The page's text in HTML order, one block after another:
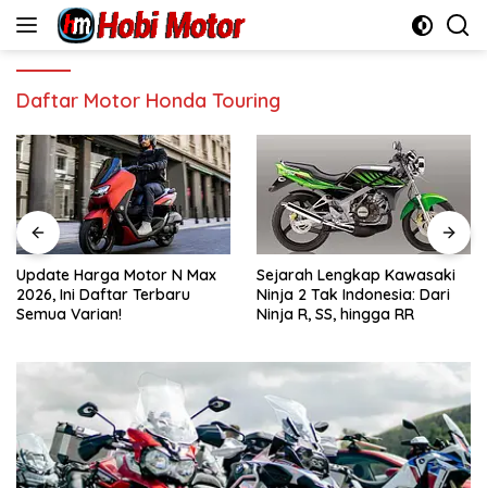
Daftar Motor Honda Touring
Update Harga Motor N Max
2026, Ini Daftar Terbaru
Semua Varian!
Sejarah Lengkap Kawasaki
Ninja 2 Tak Indonesia: Dari
Ninja R, SS, hingga RR